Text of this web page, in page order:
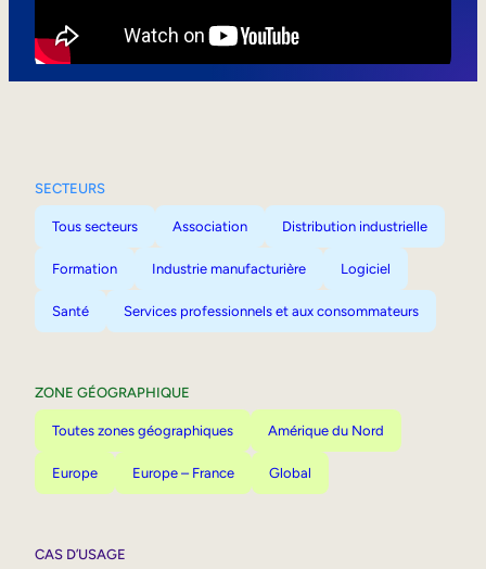
SECTEURS
Tous secteurs Association Distribution industrielle
Formation Industrie manufacturière Logiciel
Santé Services professionnels et aux consommateurs
ZONE GÉOGRAPHIQUE
Toutes zones géographiques Amérique du Nord
Europe Europe – France Global
CAS D’USAGE